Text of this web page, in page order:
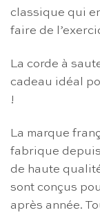
classique qui
faire de
La corde à
cadeau idéal
!
La marque
fabrique
de haute
sont conçus
après année.